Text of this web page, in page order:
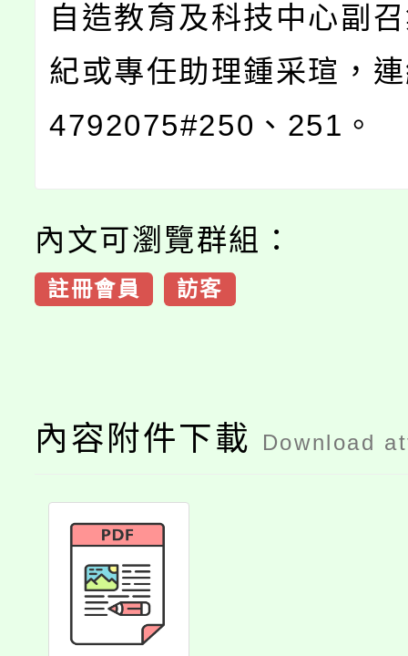
自造教育及科技中心副
紀或專任助理鍾采瑄，
4792075#250、251。
內文可瀏覽群組：
註冊會員 訪客
內容附件下載 Download